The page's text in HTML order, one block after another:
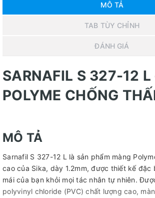
MÔ TẢ
TAB TÙY CHỈNH
ĐÁNH GIÁ
SARNAFIL S 327-12 L
POLYME CHỐNG
MÔ TẢ
Sarnafil S 327-12 L là sản phẩm màng
cao của Sika, dày 1.2mm, được thiết kế đặc
mái của bạn khỏi mọi tác nhân tự nhiên.
polyvinyl chloride (PVC) chất lượng cao,